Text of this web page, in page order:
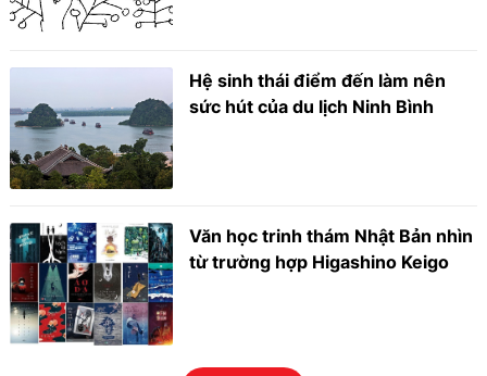
Hệ sinh thái điểm đến làm nên
sức hút của du lịch Ninh Bình
Văn học trinh thám Nhật Bản nhìn
từ trường hợp Higashino Keigo